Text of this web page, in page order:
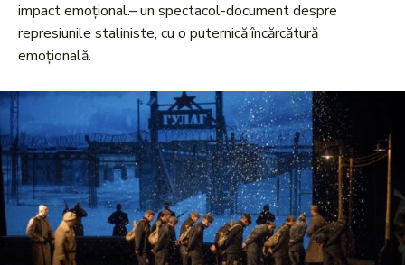
impact emoțional.– un spectacol-document despre
represiunile staliniste, cu o puternică încărcătură
emoțională.